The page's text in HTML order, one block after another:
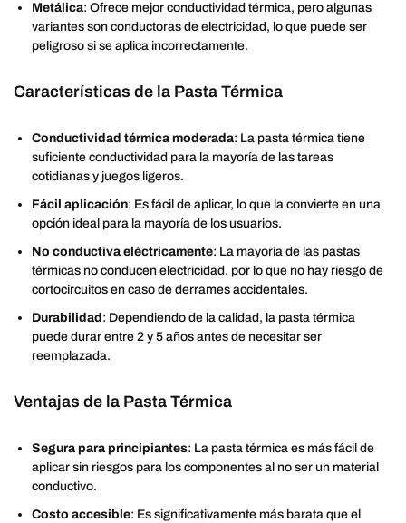
Metálica: Ofrece mejor conductividad térmica, pero algunas
variantes son conductoras de electricidad, lo que puede ser
peligroso si se aplica incorrectamente.
Características de la Pasta Térmica
Conductividad térmica moderada: La pasta térmica tiene
suficiente conductividad para la mayoría de las tareas
cotidianas y juegos ligeros.
Fácil aplicación: Es fácil de aplicar, lo que la convierte en una
opción ideal para la mayoría de los usuarios.
No conductiva eléctricamente: La mayoría de las pastas
térmicas no conducen electricidad, por lo que no hay riesgo de
cortocircuitos en caso de derrames accidentales.
Durabilidad : Dependiendo de la calidad, la pasta térmica
puede durar entre 2 y 5 años antes de necesitar ser
reemplazada.
Ventajas de la Pasta Térmica
Segura para principiantes: La pasta térmica es más fácil de
aplicar sin riesgos para los componentes al no ser un material
conductivo.
Costo accesible: Es significativamente más barata que el